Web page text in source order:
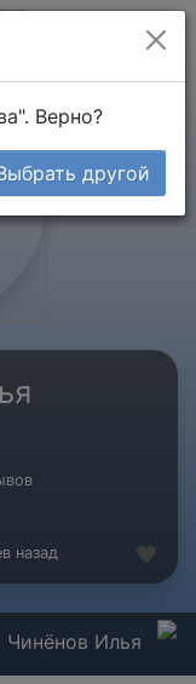
назад
Чинёнов Илья
Верно?
другой